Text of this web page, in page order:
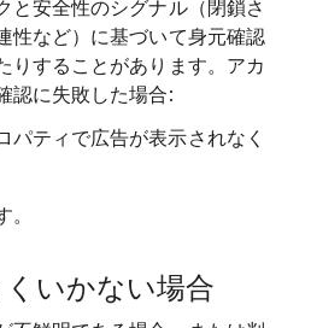
と安全性のシグナル（閉鎖さ
性など）に基づいて身元確認
りすることがあります。アカ
認に失敗した場合:
パティで広告が表示されなく
いかない場合